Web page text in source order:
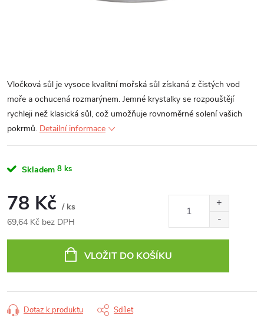
Vločková sůl je vysoce kvalitní mořská sůl získaná z čistých vod
moře a ochucená rozmarýnem. Jemné krystalky se rozpouštějí
rychleji než klasická sůl, což umožňuje rovnoměrné solení vašich
pokrmů. Detailní informace
Skladem 8 ks
78 Kč / ks
69,64 Kč bez DPH
VLOŽIT DO KOŠÍKU
Dotaz k produktu Sdílet